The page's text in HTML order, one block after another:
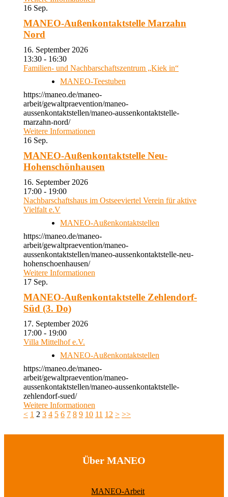
16 Sep.
MANEO-Außenkontaktstelle Marzahn
Nord
16. September 2026
13:30 - 16:30
Familien- und Nachbarschaftszentrum „Kiek in“
MANEO-Teestuben
https://maneo.de/maneo-
arbeit/gewaltpraevention/maneo-
aussenkontaktstellen/maneo-aussenkontaktstelle-
marzahn-nord/
Weitere Informationen
16 Sep.
MANEO-Außenkontaktstelle Neu-
Hohenschönhausen
16. September 2026
17:00 - 19:00
Nachbarschaftshaus im Ostseeviertel Verein für aktive
Vielfalt e.V
MANEO-Außenkontaktstellen
https://maneo.de/maneo-
arbeit/gewaltpraevention/maneo-
aussenkontaktstellen/maneo-aussenkontaktstelle-neu-
hohenschoenhausen/
Weitere Informationen
17 Sep.
MANEO-Außenkontaktstelle Zehlendorf-
Süd (3. Do)
17. September 2026
17:00 - 19:00
Villa Mittelhof e.V.
MANEO-Außenkontaktstellen
https://maneo.de/maneo-
arbeit/gewaltpraevention/maneo-
aussenkontaktstellen/maneo-aussenkontaktstelle-
zehlendorf-sued/
Weitere Informationen
< 1 2 3 4 5 6 7 8 9 10 11 12 > >>
Über MANEO
MANEO-Arbeit